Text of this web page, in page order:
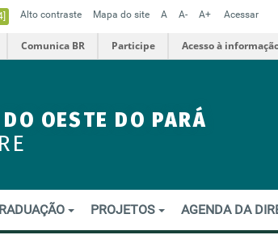
Alto contraste Mapa do site A A- A+ Acessar
Comunica BR Participe Acesso à
OESTE DO PARÁ
PROJETOS AGENDA DA